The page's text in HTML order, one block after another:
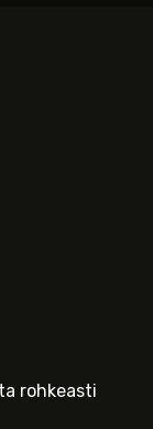
rohkeasti